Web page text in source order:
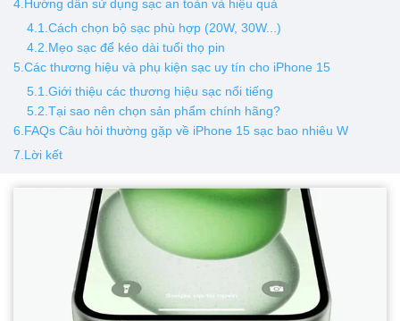
4.Hướng dẫn sử dụng sạc an toàn và hiệu quả
4.1.Cách chọn bộ sạc phù hợp (20W, 30W...)
4.2.Mẹo sạc để kéo dài tuổi thọ pin
5.Các thương hiệu và phụ kiện sạc uy tín cho iPhone 15
5.1.Giới thiệu các thương hiệu sạc nổi tiếng
5.2.Tại sao nên chọn sản phẩm chính hãng?
6.FAQs Câu hỏi thường gặp về iPhone 15 sạc bao nhiêu W
7.Lời kết